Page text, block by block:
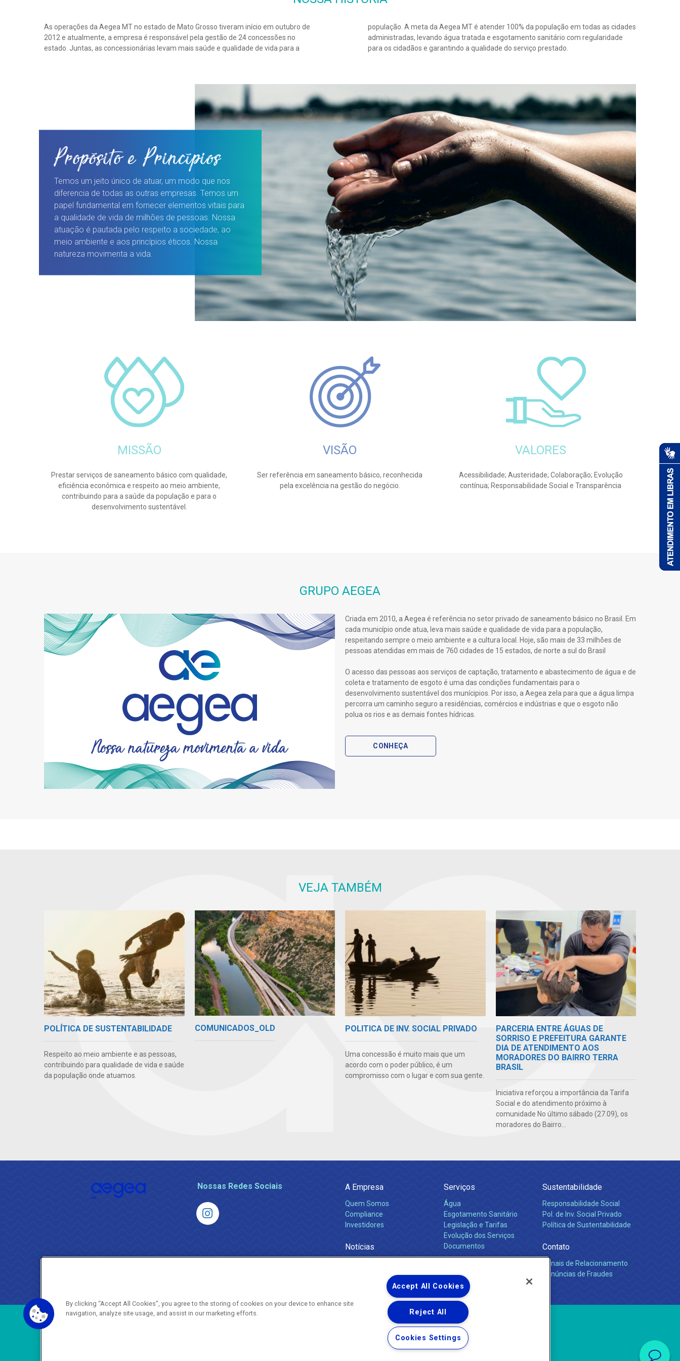
As operações da Aegea MT no estado de Mato Grosso tiveram início em outubro de
2012 e atualmente, a empresa é responsável pela gestão de 24 concessões no
estado. Juntas, as concessionárias levam mais saúde e qualidade de vida para a
população. A meta da Aegea MT é atender 100% da população em todas as cidades
administradas, levando água tratada e esgotamento sanitário com regularidade
para os cidadãos e garantindo a qualidade do serviço prestado.
Propósito e Princípios
Temos um jeito único de atuar, um modo que nos
diferencia de todas as outras empresas. Temos um
papel fundamental em fornecer elementos vitais para
a qualidade de vida de milhões de pessoas. Nossa
atuação é pautada pelo respeito a sociedade, ao
meio ambiente e aos princípios éticos. Nossa
natureza movimenta a vida.
MISSÃO
Prestar serviços de saneamento básico com qualidade,
eficiência econômica e respeito ao meio ambiente,
contribuindo para a saúde da população e para o
desenvolvimento sustentável.
VISÃO
Ser referência em saneamento básico, reconhecida
pela excelência na gestão do negócio.
VALORES
Acessibilidade; Austeridade; Colaboração; Evolução
contínua; Responsabilidade Social e Transparência
GRUPO AEGEA
Criada em 2010, a Aegea é referência no setor privado de saneamento básico no Brasil. Em
cada município onde atua, leva mais saúde e qualidade de vida para a população,
respeitando sempre o meio ambiente e a cultura local. Hoje, são mais de 33 milhões de
pessoas atendidas em mais de 760 cidades de 15 estados, de norte a sul do Brasil
O acesso das pessoas aos serviços de captação, tratamento e abastecimento de água e de
coleta e tratamento de esgoto é uma das condições fundamentais para o
desenvolvimento sustentável dos munícipios. Por isso, a Aegea zela para que a água limpa
percorra um caminho seguro a residências, comércios e indústrias e que o esgoto não
polua os rios e as demais fontes hídricas.
CONHEÇA
VEJA TAMBÉM
POLÍTICA DE SUSTENTABILIDADE
Respeito ao meio ambiente e as pessoas,
contribuindo para qualidade de vida e saúde
da população onde atuamos.
COMUNICADOS_OLD POLITICA DE INV. SOCIAL PRIVADO
Uma concessão é muito mais que um
acordo com o poder público, é um
compromisso com o lugar e com sua gente.
PARCERIA ENTRE ÁGUAS DE
SORRISO E PREFEITURA GARANTE
DIA DE ATENDIMENTO AOS
MORADORES DO BAIRRO TERRA
BRASIL
Iniciativa reforçou a importância da Tarifa
Social e do atendimento próximo à
comunidade No último sábado (27.09), os
moradores do Bairro...
Nossas Redes Sociais A Empresa
Quem Somos
Compliance
Investidores
Notícias
Serviços
Água
Esgotamento Sanitário
Legislação e Tarifas
Evolução dos Serviços
Documentos
Sustentabilidade
Responsabilidade Social
Pol. de Inv. Social Privado
Política de Sustentabilidade
Contato
Canais de Relacionamento
Denúncias de Fraudes
Copyright ® 2026 - Todos os Direitos Reservados.
By clicking “Accept All Cookies”, you agree to the storing of cookies on your device to enhance site
navigation, analyze site usage, and assist in our marketing efforts.
Accept All Cookies
Reject All
Cookies Settings